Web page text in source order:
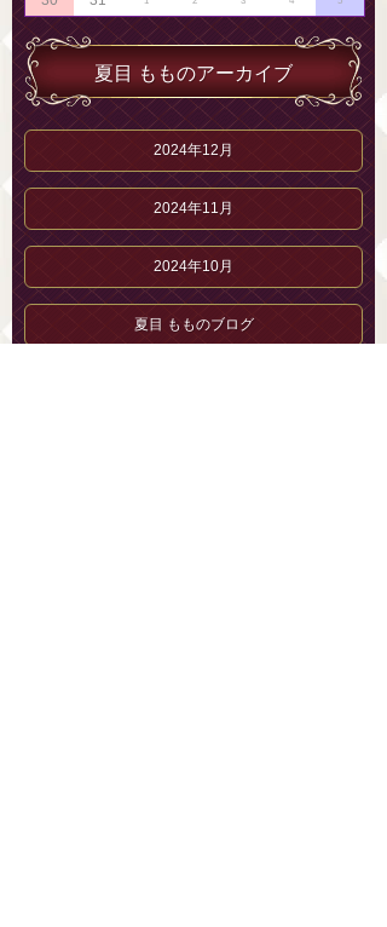
夏目 もものアーカイブ
2024年12月
2024年11月
2024年10月
夏目 もものブログ